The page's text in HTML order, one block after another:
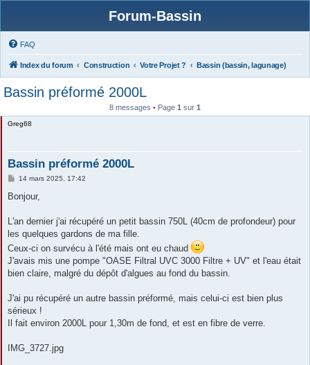
Forum-Bassin
FAQ
Index du forum Construction Votre Projet ? Bassin (bassin, lagunage)
Bassin préformé 2000L
8 messages • Page 1 sur 1
Greg68
Bassin préformé 2000L
M
s
g
14 mars 2025, 17:42
Bonjour,
L'an dernier j'ai récupéré un petit bassin 750L (40cm de profondeur) pour
les quelques gardons de ma fille.
Ceux-ci on survécu à l'été mais ont eu chaud
J'avais mis une pompe "OASE Filtral UVC 3000 Filtre + UV" et l'eau était
bien claire, malgré du dépôt d'algues au fond du bassin.
J'ai pu récupéré un autre bassin préformé, mais celui-ci est bien plus
sérieux !
Il fait environ 2000L pour 1,30m de fond, et est en fibre de verre.
IMG_3727.jpg